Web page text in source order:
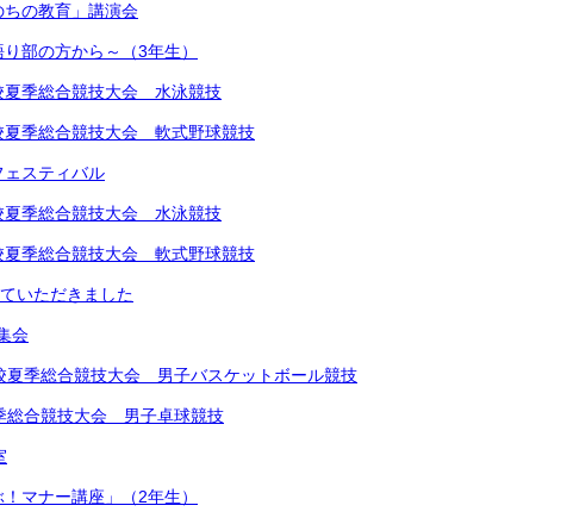
の教育」講演会
部の方から～（3年生）
夏季総合競技大会 水泳競技
夏季総合競技大会 軟式野球競技
スティバル
夏季総合競技大会 水泳競技
夏季総合競技大会 軟式野球競技
いただきました
会
季総合競技大会 男子バスケットボール競技
総合競技大会 男子卓球競技
マナー講座」（2年生）